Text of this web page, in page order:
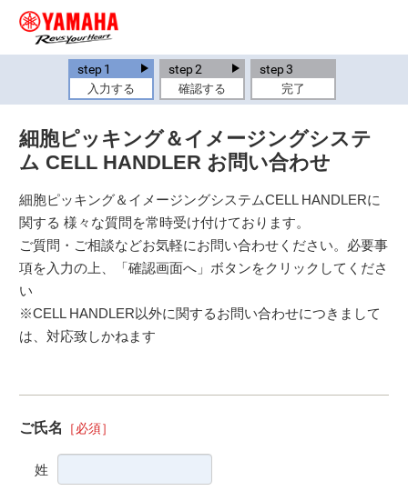
step1
入力する
step2
確認する
step3
完了
細胞ピッキング＆イメージングシステ
ム CELL HANDLER お問い合わせ
細胞ピッキング＆イメージングシステムCELL HANDLERに
関する 様々な質問を常時受け付けております。
ご質問・ご相談などお気軽にお問い合わせください。必要事
項を入力の上、「確認画面へ」ボタンをクリックしてくださ
い
※CELL HANDLER以外に関するお問い合わせにつきまして
は、対応致しかねます
ご氏名 ［必須］
姓